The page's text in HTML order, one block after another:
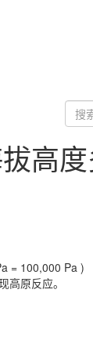
高
= 100,000 Pa )
原反应。